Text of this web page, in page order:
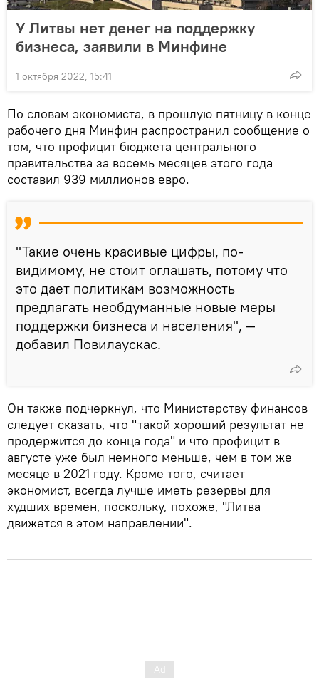
У Литвы нет денег на поддержку
бизнеса, заявили в Минфине
1 октября 2022, 15:41
По словам экономиста, в прошлую пятницу в конце
рабочего дня Минфин распространил сообщение о
том, что профицит бюджета центрального
правительства за восемь месяцев этого года
составил 939 миллионов евро.
"Такие очень красивые цифры, по-
видимому, не стоит оглашать, потому что
это дает политикам возможность
предлагать необдуманные новые меры
поддержки бизнеса и населения", —
добавил Повилаускас.
Он также подчеркнул, что Министерству финансов
следует сказать, что "такой хороший результат не
продержится до конца года" и что профицит в
августе уже был немного меньше, чем в том же
месяце в 2021 году. Кроме того, считает
экономист, всегда лучше иметь резервы для
худших времен, поскольку, похоже, "Литва
движется в этом направлении".